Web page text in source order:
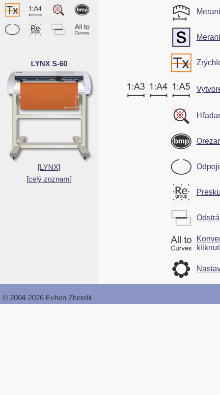
LYNX S-60
[LYNX]
[celý zoznam]
© 2004-2026 Evhen Zherelii